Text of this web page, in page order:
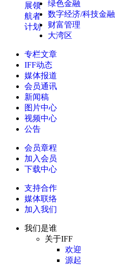
展领
航者
计划
绿色金融
数字经济/科技金融
财富管理
大湾区
专栏文章
IFF动态
媒体报道
会员通讯
新闻稿
图片中心
视频中心
公告
会员章程
加入会员
下载中心
支持合作
媒体联络
加入我们
我们是谁
关于IFF
欢迎
源起